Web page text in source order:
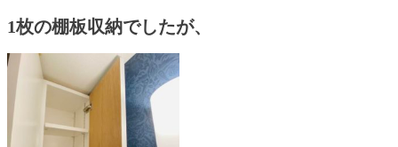
1枚の棚板収納でしたが、